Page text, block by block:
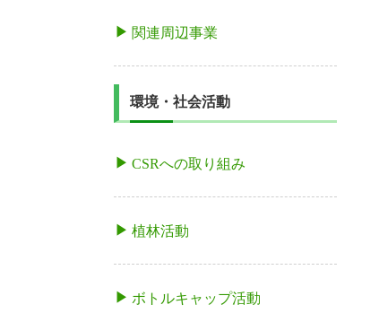
関連周辺事業
環境・社会活動
CSRへの取り組み
植林活動
ボトルキャップ活動